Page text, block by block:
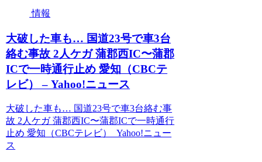
情報
大破した車も… 国道23号で車3台
絡む事故 2人ケガ 蒲郡西IC〜蒲郡
ICで一時通行止め 愛知（CBCテ
レビ） – Yahoo!ニュース
大破した車も… 国道23号で車3台絡む事
故 2人ケガ 蒲郡西IC〜蒲郡ICで一時通行
止め 愛知（CBCテレビ） Yahoo!ニュー
ス